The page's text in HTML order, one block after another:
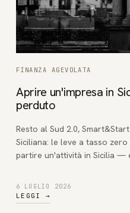
FINANZA AGEVOLATA
Aprire un'impresa in
perduto
Resto al Sud 2.0,
Siciliana: le leve a tasso
partire un'attività in Sicilia —
6 LUGLIO 2026
LEGGI →